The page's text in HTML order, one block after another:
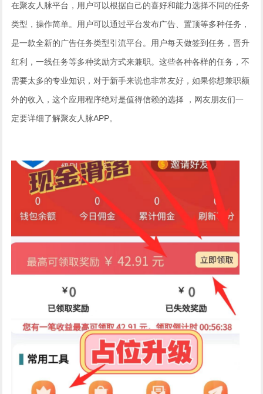
在聚友人脉平台，用户可以根据自己的喜好和能力选择不同的任务
类型，操作简单。用户可以通过平台发布广告、置顶等多种任务，
是一款全新的广告任务类型引流平台。用户每天做签到任务，晋升
红利，一线任务等多种奖励方式来兼职。这些各种各样的任务，不
需要太多的专业知识，对于新手来说也非常友好，如果你想兼职额
外的收入，这个应用程序绝对是值得信赖的选择 ，网友朋友们一
定要详细了解聚友人脉APP。